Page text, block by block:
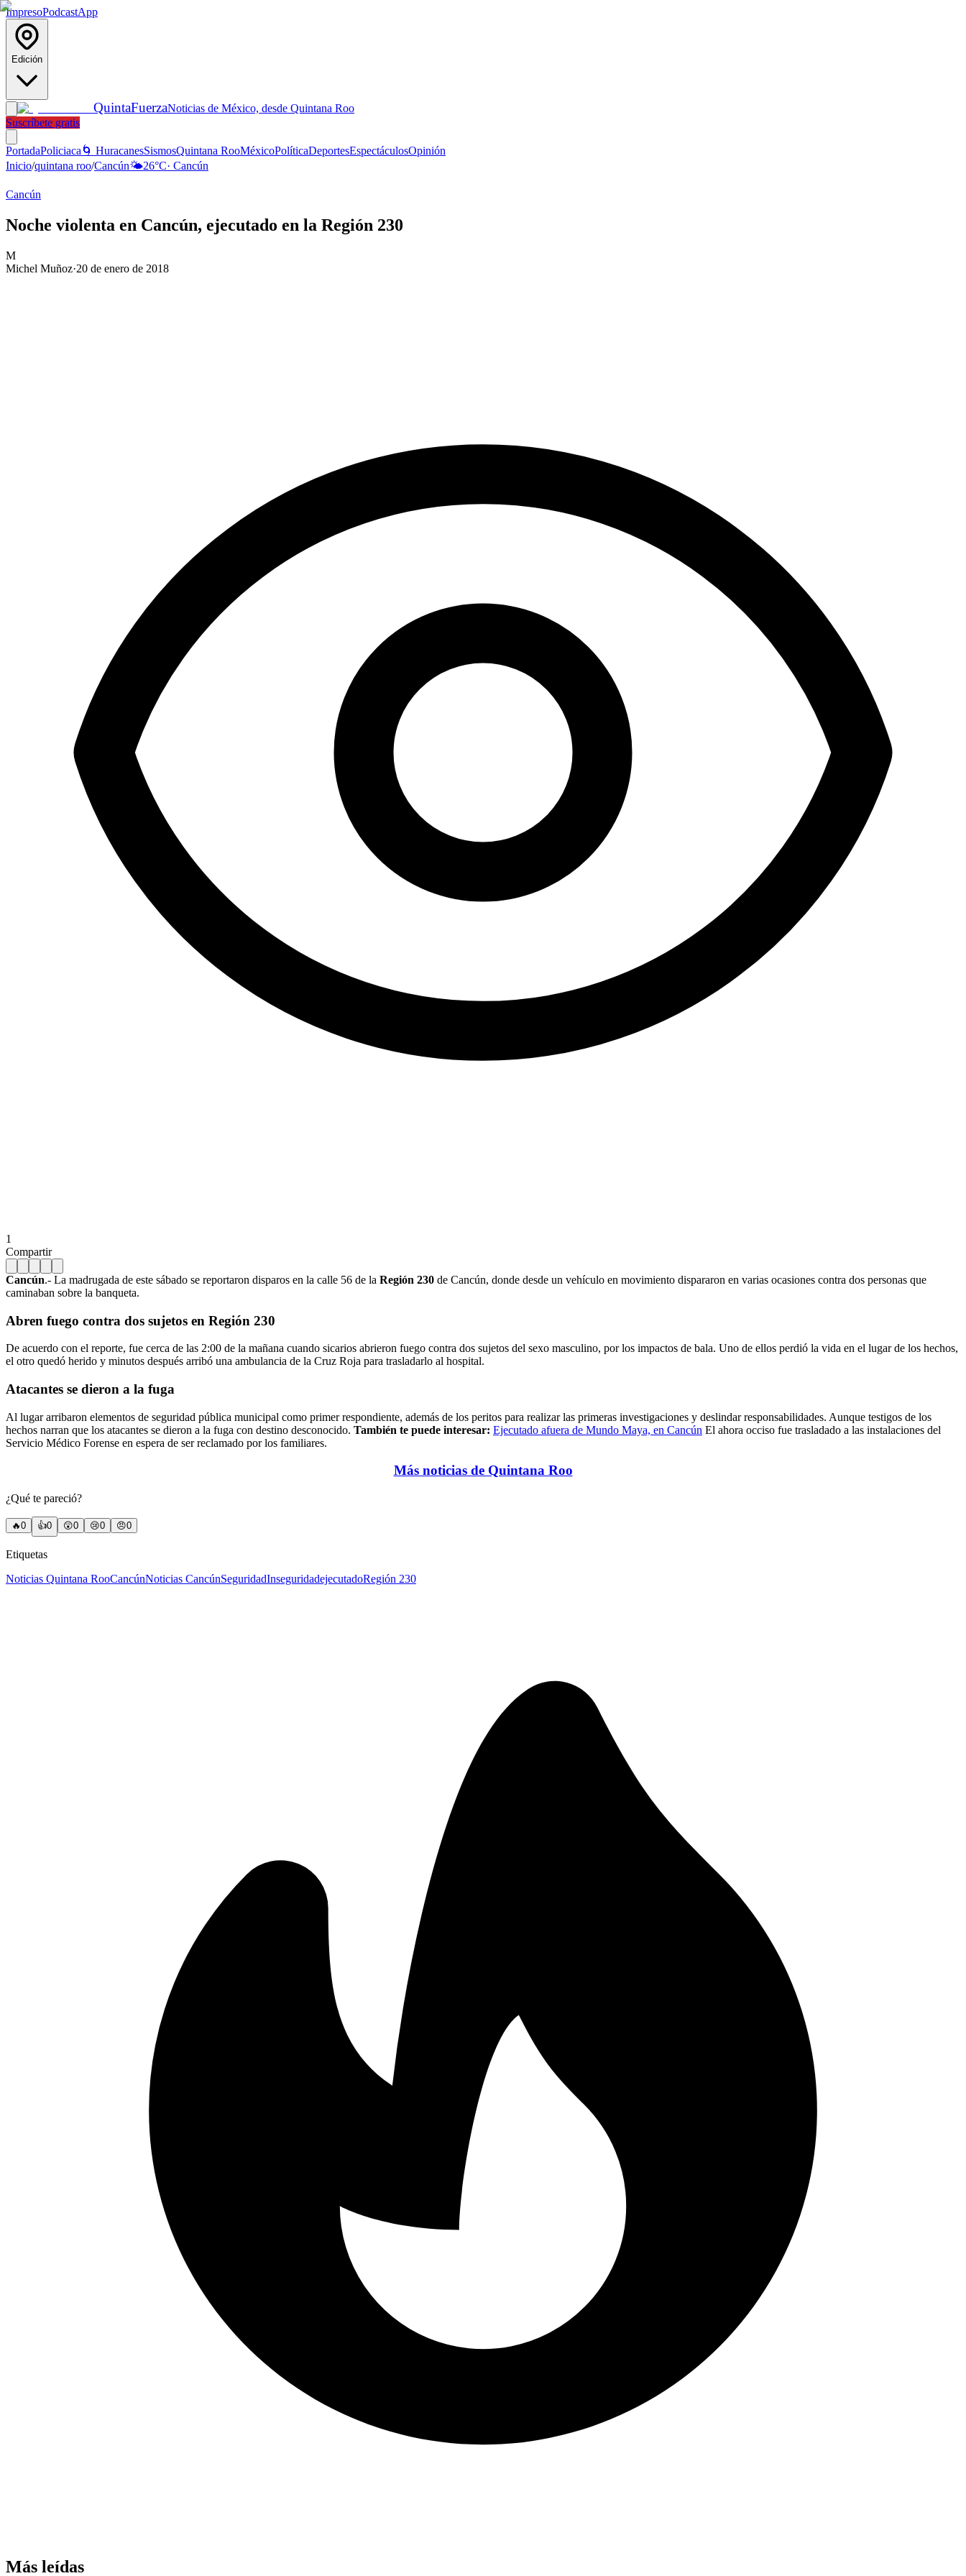
ImpresoPodcastApp
Edición
QuintaFuerzaNoticias de México, desde Quintana Roo
Suscríbete gratis
PortadaPoliciaca 🌀 HuracanesSismosQuintana RooMéxicoPolíticaDeportesEspectáculosOpinión
Inicio/quintana roo/Cancún🌤️26°C· Cancún
Cancún
Noche violenta en Cancún, ejecutado en la Región 230
M
Michel Muñoz·20 de enero de 2018
1
Compartir
Cancún.- La madrugada de este sábado se reportaron disparos en la calle 56 de la Región 230 de Cancún, donde desde un vehículo en movimiento dispararon en varias ocasiones contra dos personas que
caminaban sobre la banqueta.
Abren fuego contra dos sujetos en Región 230
De acuerdo con el reporte, fue cerca de las 2:00 de la mañana cuando sicarios abrieron fuego contra dos sujetos del sexo masculino, por los impactos de bala. Uno de ellos perdió la vida en el lugar de los hechos,
el otro quedó herido y minutos después arribó una ambulancia de la Cruz Roja para trasladarlo al hospital.
Atacantes se dieron a la fuga
Al lugar arribaron elementos de seguridad pública municipal como primer respondiente, además de los peritos para realizar las primeras investigaciones y deslindar responsabilidades. Aunque testigos de los
hechos narran que los atacantes se dieron a la fuga con destino desconocido. También te puede interesar: Ejecutado afuera de Mundo Maya, en Cancún El ahora occiso fue trasladado a las instalaciones del
Servicio Médico Forense en espera de ser reclamado por los familiares.
Más noticias de Quintana Roo
¿Qué te pareció?
🔥0 👍0 😲0 😢0 😠0
Etiquetas
Noticias Quintana RooCancúnNoticias CancúnSeguridadInseguridadejecutadoRegión 230
Más leídas